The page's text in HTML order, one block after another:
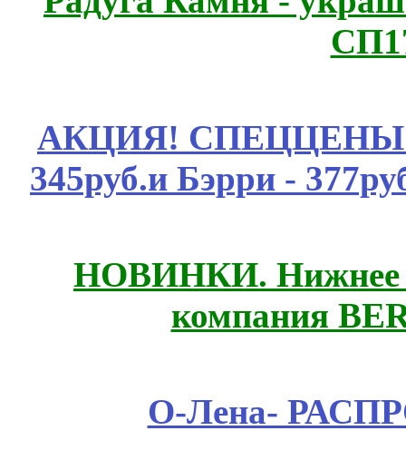
АКЦИЯ! СПЕЦЦЕНЫ
345руб.и Бэрри -
НОВИНКИ. Нижнее
компания
О-Лена-